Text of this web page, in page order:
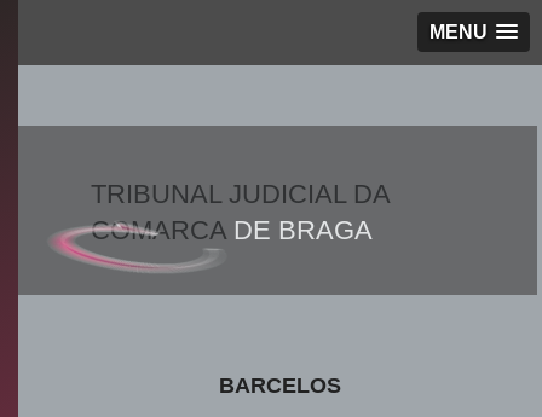
MENU
TRIBUNAL JUDICIAL DA
COMARCADE BRAGA
BARCELOS